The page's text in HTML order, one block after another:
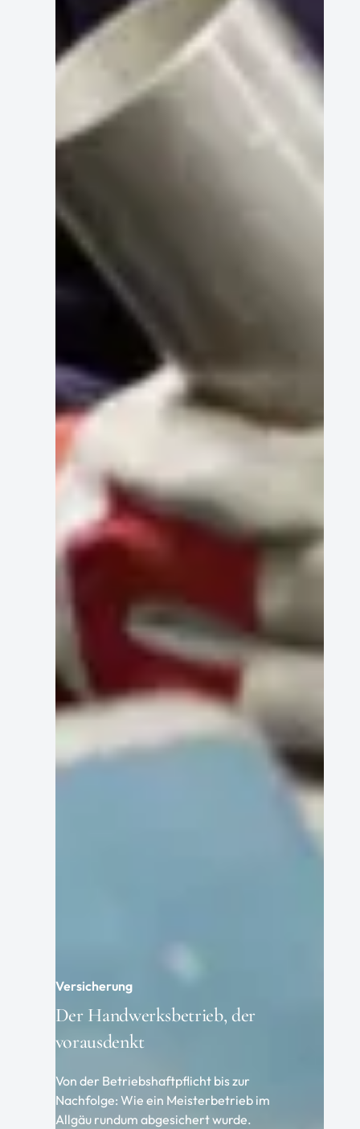
Versicherung
Der Handwerksbetrieb, der
vorausdenkt
Von der Betriebshaftpflicht bis zur
Nachfolge: Wie ein Meisterbetrieb im
Allgäu rundum abgesichert wurde.